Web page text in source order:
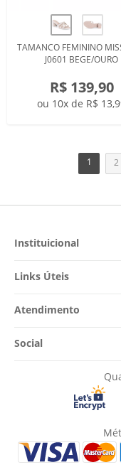
TAMANCO FEMININO
J0601 BEGE/OURO
R$ 139,90
ou 10x de R$
1 2
Instituicional
Links Úteis
Atendimento
Social